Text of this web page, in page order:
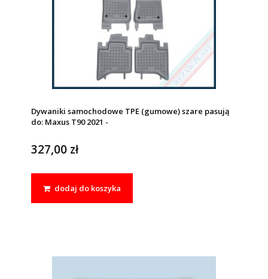
Dywaniki samochodowe TPE (gumowe) szare pasują
do: Maxus T90 2021 -
327,00 zł
dodaj do koszyka